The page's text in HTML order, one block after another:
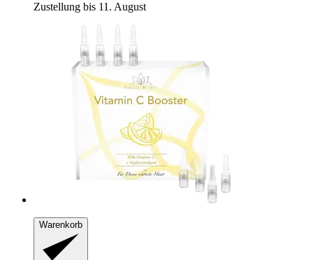
Zustellung bis 11. August
Warenkorb